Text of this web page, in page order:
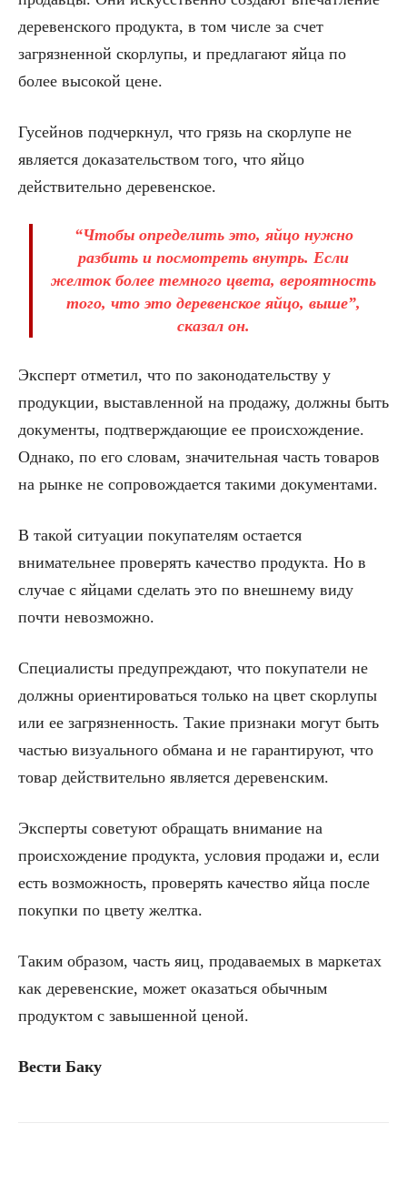
деревенского продукта, в том числе за счет
загрязненной скорлупы, и предлагают яйца по
более высокой цене.
Гусейнов подчеркнул, что грязь на скорлупе не
является доказательством того, что яйцо
действительно деревенское.
“Чтобы определить это, яйцо нужно
разбить и посмотреть внутрь. Если
желток более темного цвета, вероятность
того, что это деревенское яйцо, выше”,
сказал он.
Эксперт отметил, что по законодательству у
продукции, выставленной на продажу, должны быть
документы, подтверждающие ее происхождение.
Однако, по его словам, значительная часть товаров
на рынке не сопровождается такими документами.
В такой ситуации покупателям остается
внимательнее проверять качество продукта. Но в
случае с яйцами сделать это по внешнему виду
почти невозможно.
Специалисты предупреждают, что покупатели не
должны ориентироваться только на цвет скорлупы
или ее загрязненность. Такие признаки могут быть
частью визуального обмана и не гарантируют, что
товар действительно является деревенским.
Эксперты советуют обращать внимание на
происхождение продукта, условия продажи и, если
есть возможность, проверять качество яйца после
покупки по цвету желтка.
Таким образом, часть яиц, продаваемых в маркетах
как деревенские, может оказаться обычным
продуктом с завышенной ценой.
Вести Баку